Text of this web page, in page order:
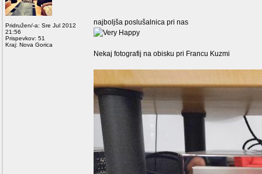
Pridružen/-a: Sre Jul 2012
21:56
Prispevkov: 51
Kraj: Nova Gorica
najboljša poslušalnica pri nas
Nekaj fotografij na obisku pri Francu Kuzmi